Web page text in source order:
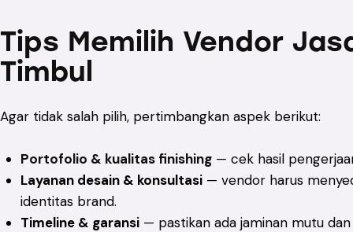
Tips Memilih Vendor
Timbul
Agar tidak salah pilih, pertimbangkan aspek berikut:
Portofolio & kualitas finishing— cek hasil
Layanan desain & konsultasi— vendor harus
identitas brand.
Timeline & garansi— pastikan ada jaminan mutu dan